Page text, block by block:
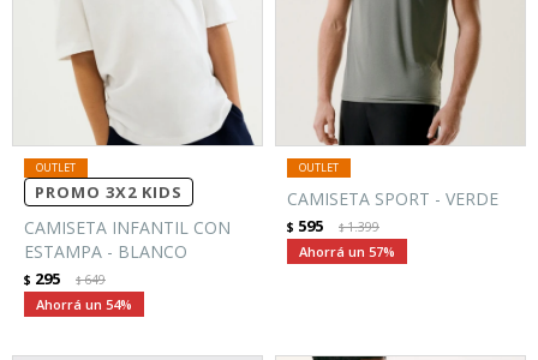
PROMO 3X2 KIDS
CAMISETA INFANTIL CON
ESTAMPA - BLANCO
$ 295 $649
54
CAMISETA SPORT - VERDE
$ 595 $1.399
57